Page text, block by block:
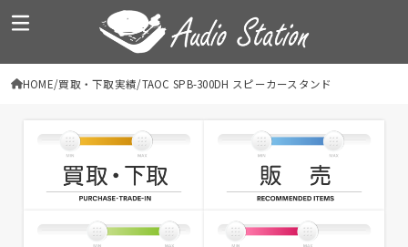
HOME 買取・下取実績 TAOC SPB-300DH スピーカースタンド